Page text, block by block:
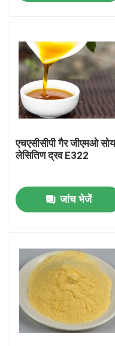
वीडियो
वीआर शो
हमारे बारे में
कारखाना भ्रमण
संपर्क करें
समाचार
एचएसीसीपी गैर जीएमओ
लेसितिण द्रव E322
जांच भेजें